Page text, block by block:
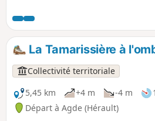
susceptible d'être interdite en
des incendies. Pensez à consulter
La Tamarissière à
Collectivité territoriale
5,45 km
+4 m -4 m
Départ à Agde (Hérault)